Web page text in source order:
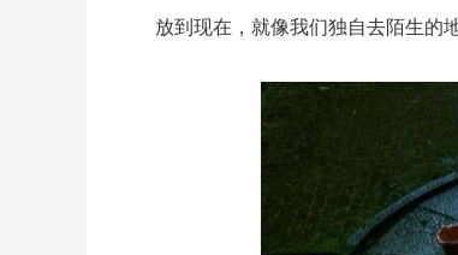
放到现在，就像我们独自去陌生的